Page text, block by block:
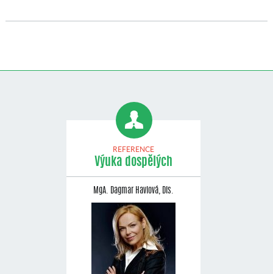
REFERENCE
Výuka dospělých
MgA. Dagmar Havlová, Dis.